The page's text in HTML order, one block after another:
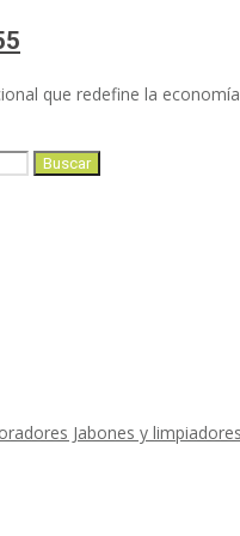
que redefine la
Buscar
Jabones y